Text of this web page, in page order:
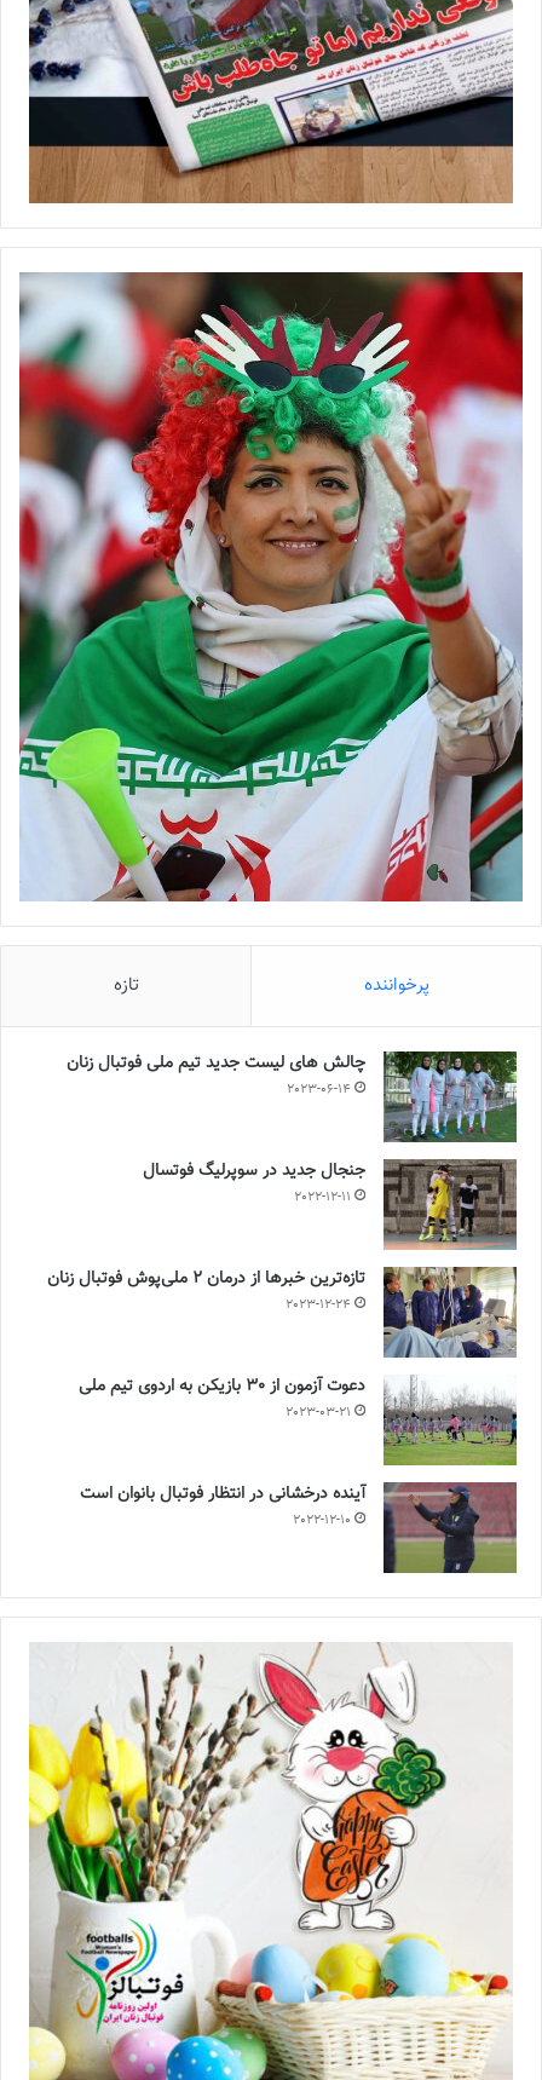
پرخواننده تازه
چالش هاى ليست جدید تيم ملى فوتبال زنان
2023-06-14
جنجال جدید در سوپرلیگ فوتسال
2022-12-11
تازه‌ترین خبرها از درمان ۲ ملی‌پوش فوتبال زنان
2023-12-24
دعوت آزمون از 30 بازیکن به اردوی تیم ملی
2023-03-21
آینده درخشانی در انتظار فوتبال بانوان است
2022-12-10